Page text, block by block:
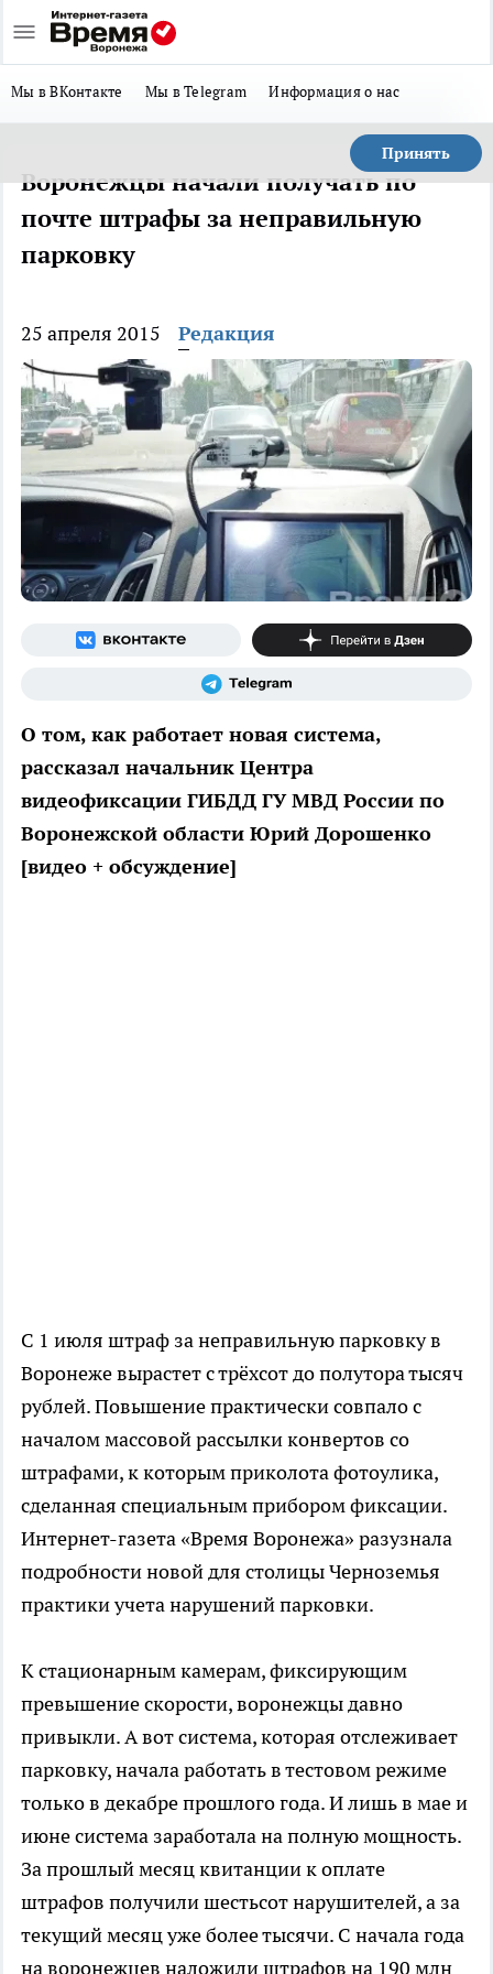
Мы в ВКонтакте Мы в Telegram Информация о нас
Принять
Воронежцы начали получать по
почте штрафы за неправильную
парковку
25 апреля 2015 Редакция
О том, как работает новая система,
рассказал начальник Центра
видеофиксации ГИБДД ГУ МВД России по
Воронежской области Юрий Дорошенко
[видео + обсуждение]
С 1 июля штраф за неправильную парковку в
Воронеже вырастет с трёхсот до полутора тысяч
рублей. Повышение практически совпало с
началом массовой рассылки конвертов со
штрафами, к которым приколота фотоулика,
сделанная специальным прибором фиксации.
Интернет-газета «Время Воронежа» разузнала
подробности новой для столицы Черноземья
практики учета нарушений парковки.
К стационарным камерам, фиксирующим
превышение скорости, воронежцы давно
привыкли. А вот система, которая отслеживает
парковку, начала работать в тестовом режиме
только в декабре прошлого года. И лишь в мае и
июне система заработала на полную мощность.
За прошлый месяц квитанции к оплате
штрафов получили шестьсот нарушителей, а за
текущий месяц уже более тысячи. С начала года
на воронежцев наложили штрафов на 190 млн